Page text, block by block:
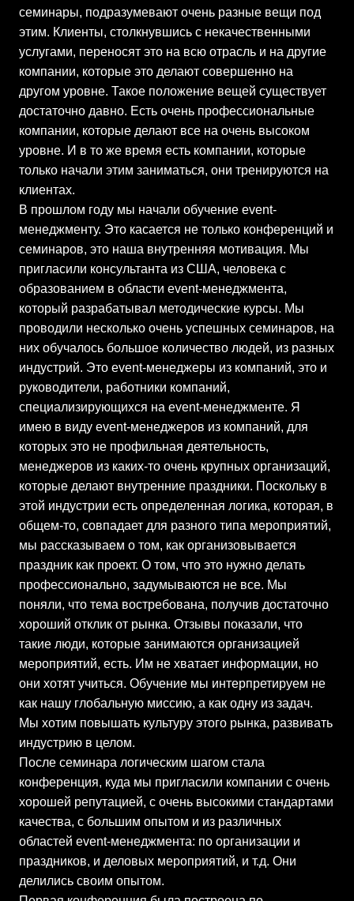
семинары, подразумевают очень разные вещи под
этим. Клиенты, столкнувшись с некачественными
услугами, переносят это на всю отрасль и на другие
компании, которые это делают совершенно на
другом уровне. Такое положение вещей существует
достаточно давно. Есть очень профессиональные
компании, которые делают все на очень высоком
уровне. И в то же время есть компании, которые
только начали этим заниматься, они тренируются на
клиентах.
В прошлом году мы начали обучение event-
менеджменту. Это касается не только конференций и
семинаров, это наша внутренняя мотивация. Мы
пригласили консультанта из США, человека с
образованием в области event-менеджмента,
который разрабатывал методические курсы. Мы
проводили несколько очень успешных семинаров, на
них обучалось большое количество людей, из разных
индустрий. Это event-менеджеры из компаний, это и
руководители, работники компаний,
специализирующихся на event-менеджменте. Я
имею в виду event-менеджеров из компаний, для
которых это не профильная деятельность,
менеджеров из каких-то очень крупных организаций,
которые делают внутренние праздники. Поскольку в
этой индустрии есть определенная логика, которая, в
общем-то, совпадает для разного типа мероприятий,
мы рассказываем о том, как организовывается
праздник как проект. О том, что это нужно делать
профессионально, задумываются не все. Мы
поняли, что тема востребована, получив достаточно
хороший отклик от рынка. Отзывы показали, что
такие люди, которые занимаются организацией
мероприятий, есть. Им не хватает информации, но
они хотят учиться. Обучение мы интерпретируем не
как нашу глобальную миссию, а как одну из задач.
Мы хотим повышать культуру этого рынка, развивать
индустрию в целом.
После семинара логическим шагом стала
конференция, куда мы пригласили компании с очень
хорошей репутацией, с очень высокими стандартами
качества, с большим опытом и из различных
областей event-менеджмента: по организации и
праздников, и деловых мероприятий, и т.д. Они
делились своим опытом.